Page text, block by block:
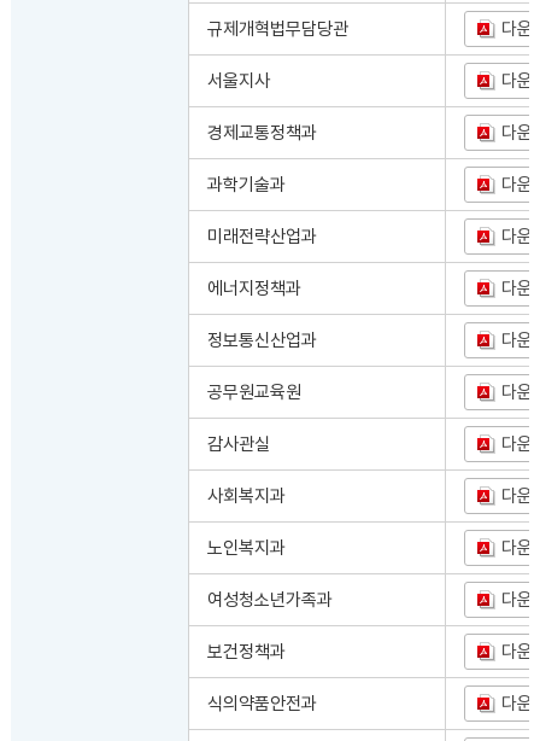
규제개혁법무담당관 다운
서울지사 다운
경제교통정책과 다운
과학기술과 다운
미래전략산업과 다운
에너지정책과 다운
정보통신산업과 다운
공무원교육원 다운
감사관실 다운
사회복지과 다운
노인복지과 다운
여성청소년가족과 다운
보건정책과 다운
식의약품안전과 다운